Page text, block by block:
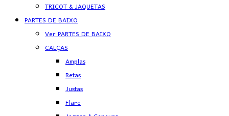
TRICOT & JAQUETAS
PARTES DE BAIXO
Ver PARTES DE BAIXO
CALÇAS
Amplas
Retas
Justas
Flare